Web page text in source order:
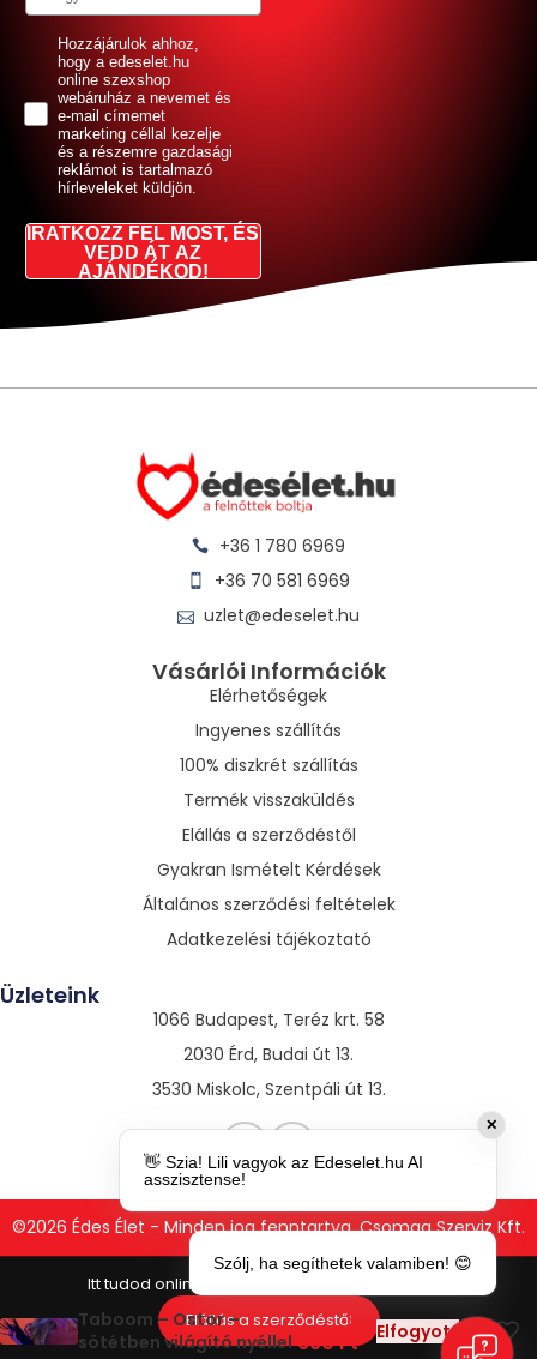
GDPRHozzájárulok ahhoz,
hogy a edeselet.hu
online szexshop
webáruház a nevemet és
e-mail címemet
marketing céllal kezelje
és a részemre gazdasági
reklámot is tartalmazó
hírleveleket küldjön.
IRATKOZZ FEL MOST, ÉS
VEDD ÁT AZ
AJÁNDÉKOD!
+36 1 780 6969
+36 70 581 6969
uzlet@edeselet.hu
Vásárlói Információk
Elérhetőségek
Ingyenes szállítás
100% diszkrét szállítás
Termék visszaküldés
Elállás a szerződéstől
Gyakran Ismételt Kérdések
Általános szerződési feltételek
Adatkezelési tájékoztató
Üzleteink
1066 Budapest, Teréz krt. 58
2030 Érd, Budai út 13.
3530 Miskolc, Szentpáli út 13.
©2026 Édes Élet - Minden jog fenntartva. Csomag Szerviz Kft.
Taboom – Ostor –
sötétben világító nyéllel
6
990Ft Elfogyott
Elállás a szerződéstől
✕
👋 Szia! Lili vagyok az Edeselet.hu AI
asszisztense!
Szólj, ha segíthetek valamiben! 😊